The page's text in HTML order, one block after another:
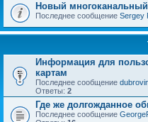
Новый
Последнее сообщение Sergey
Информация для
картам
Последнее сообщение
Ответы: 2
Где же долгожданное
Последнее сообщение